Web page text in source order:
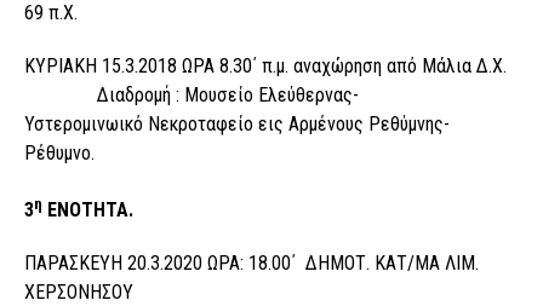
69 π.Χ.
ΚΥΡΙΑΚΗ 15.3.2018 ΩΡΑ 8.30΄ π.μ. αναχώρηση από Μάλια Δ.Χ.
Διαδρομή : Μουσείο Ελεύθερνας-
Υστερομινωικό Νεκροταφείο εις Αρμένους Ρεθύμνης-
Ρέθυμνο.
3η ΕΝΟΤΗΤΑ.
ΠΑΡΑΣΚΕΥΗ 20.3.2020 ΩΡΑ: 18.00΄ ΔΗΜΟΤ. ΚΑΤ/ΜΑ ΛΙΜ.
ΧΕΡΣΟΝΗΣΟΥ